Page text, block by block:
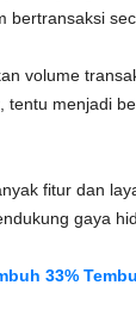
volume
menjadi
fitur dan
gaya
33%